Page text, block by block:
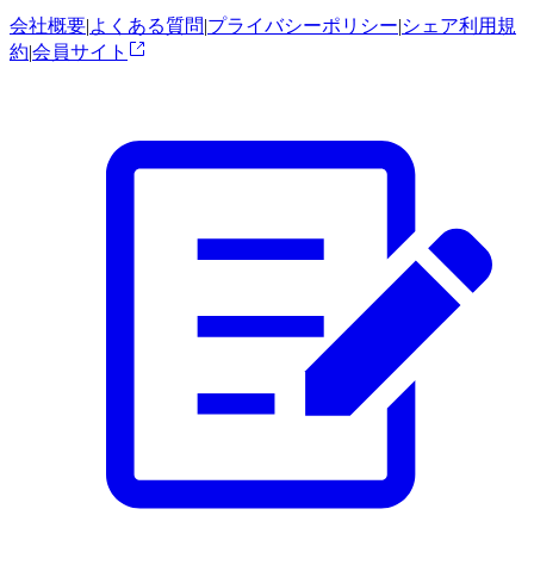
会社概要|よくある質問|プライバシーポリシー|シェア利用規
約|会員サイト